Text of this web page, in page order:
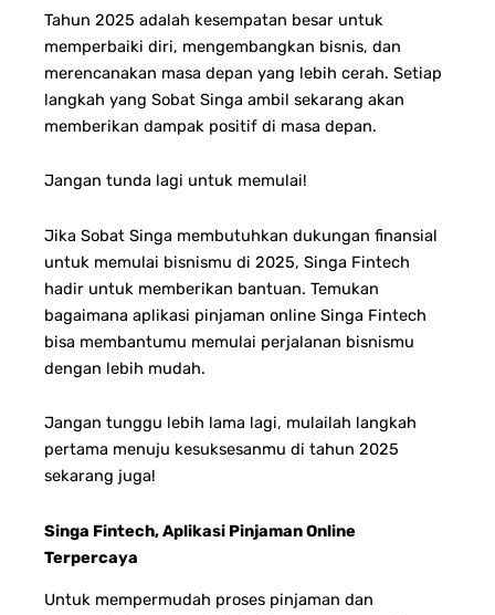
Tahun 2025 adalah kesempatan besar untuk
memperbaiki diri, mengembangkan bisnis, dan
merencanakan masa depan yang lebih cerah. Setiap
langkah yang Sobat Singa ambil sekarang akan
memberikan dampak positif di masa depan.
Jangan tunda lagi untuk memulai!
Jika Sobat Singa membutuhkan dukungan finansial
untuk memulai bisnismu di 2025, Singa Fintech
hadir untuk memberikan bantuan. Temukan
bagaimana aplikasi pinjaman online Singa Fintech
bisa membantumu memulai perjalanan bisnismu
dengan lebih mudah.
Jangan tunggu lebih lama lagi, mulailah langkah
pertama menuju kesuksesanmu di tahun 2025
sekarang juga!
Singa Fintech, Aplikasi Pinjaman Online
Terpercaya
Untuk mempermudah proses pinjaman dan